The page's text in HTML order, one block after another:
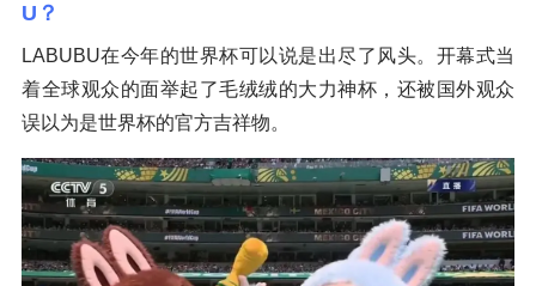
U？
LABUBU在今年的世界杯可以说是出尽了风头。开幕式当
着全球观众的面举起了毛绒绒的大力神杯，还被国外观众
误以为是世界杯的官方吉祥物。